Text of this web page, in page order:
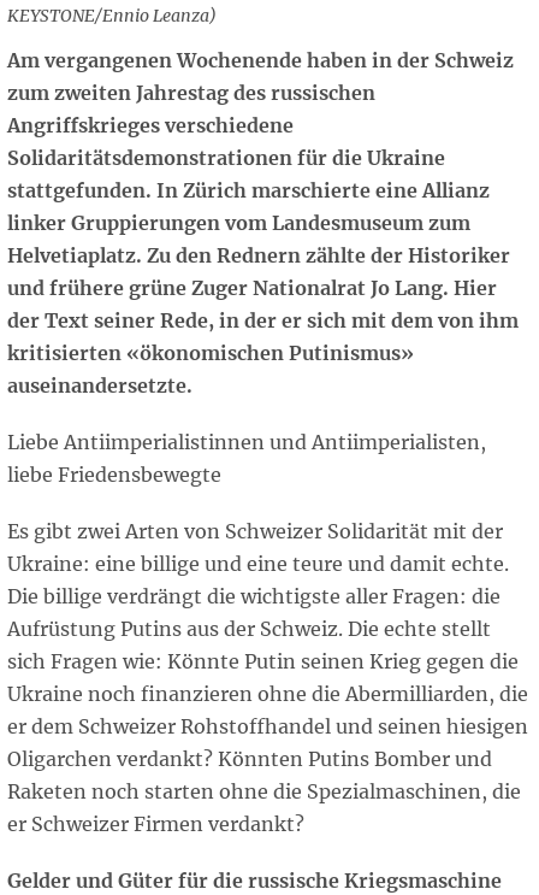
KEYSTONE/Ennio Leanza)
Am vergangenen Wochenende haben in der Schweiz
zum zweiten Jahrestag des russischen
Angriffskrieges verschiedene
Solidaritätsdemonstrationen für die Ukraine
stattgefunden. In Zürich marschierte eine Allianz
linker Gruppierungen vom Landesmuseum zum
Helvetiaplatz. Zu den Rednern zählte der Historiker
und frühere grüne Zuger Nationalrat Jo Lang. Hier
der Text seiner Rede, in der er sich mit dem von ihm
kritisierten «ökonomischen Putinismus»
auseinandersetzte.
Liebe Antiimperialistinnen und Antiimperialisten,
liebe Friedensbewegte
Es gibt zwei Arten von Schweizer Solidarität mit der
Ukraine: eine billige und eine teure und damit echte.
Die billige verdrängt die wichtigste aller Fragen: die
Aufrüstung Putins aus der Schweiz. Die echte stellt
sich Fragen wie: Könnte Putin seinen Krieg gegen die
Ukraine noch finanzieren ohne die Abermilliarden, die
er dem Schweizer Rohstoffhandel und seinen hiesigen
Oligarchen verdankt? Könnten Putins Bomber und
Raketen noch starten ohne die Spezialmaschinen, die
er Schweizer Firmen verdankt?
Gelder und Güter für die russische Kriegsmaschine